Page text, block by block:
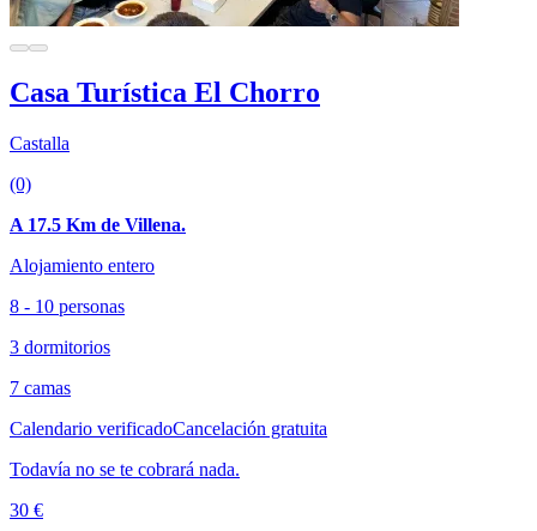
Casa Turística El Chorro
Castalla
(0)
A 17.5 Km de Villena.
Alojamiento entero
8 - 10 personas
3 dormitorios
7 camas
Calendario verificadoCancelación gratuita
Todavía no se te cobrará nada.
30 €